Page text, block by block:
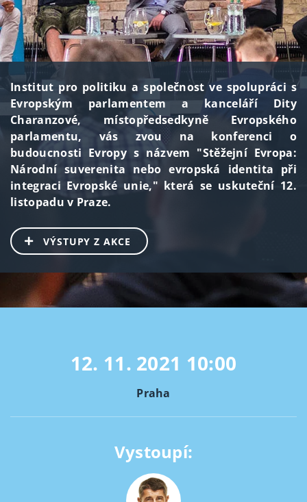
Institut pro politiku a společnost ve spolupráci s
Evropským parlamentem a kanceláří Dity
Charanzové, místopředsedkyně Evropského
parlamentu, vás zvou na konferenci o
budoucnosti Evropy s názvem "Stěžejní Evropa:
Národní suverenita nebo evropská identita při
integraci Evropské unie," která se uskuteční 12.
listopadu v Praze.
VÝSTUPY Z AKCE
12. 11. 2021 10:00
Praha
Vystoupí: